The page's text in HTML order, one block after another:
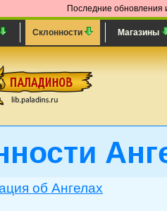
Последние обновления
Склонности Магазины
об Ангелах